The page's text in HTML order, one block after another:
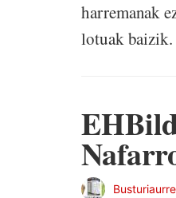
harremanak
lotuak